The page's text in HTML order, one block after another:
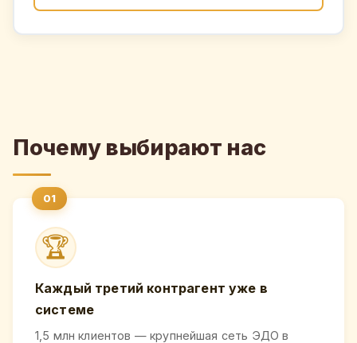
Почему выбирают нас
🏆
Каждый третий контрагент уже в
системе
1,5 млн клиентов — крупнейшая сеть ЭДО в